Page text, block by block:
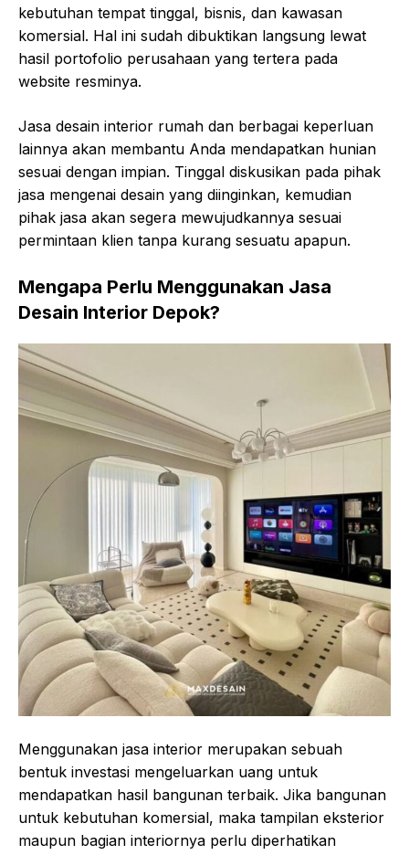
kebutuhan tempat tinggal, bisnis, dan kawasan
komersial. Hal ini sudah dibuktikan langsung lewat
hasil portofolio perusahaan yang tertera pada
website resminya.
Jasa desain interior rumah dan berbagai keperluan
lainnya akan membantu Anda mendapatkan hunian
sesuai dengan impian. Tinggal diskusikan pada pihak
jasa mengenai desain yang diinginkan, kemudian
pihak jasa akan segera mewujudkannya sesuai
permintaan klien tanpa kurang sesuatu apapun.
Mengapa Perlu Menggunakan Jasa
Desain Interior Depok?
Menggunakan jasa interior merupakan sebuah
bentuk investasi mengeluarkan uang untuk
mendapatkan hasil bangunan terbaik. Jika bangunan
untuk kebutuhan komersial, maka tampilan eksterior
maupun bagian interiornya perlu diperhatikan